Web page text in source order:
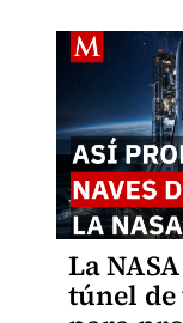
La
túnel